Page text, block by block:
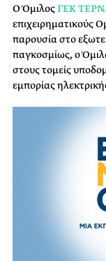
Ο ΌμιλοςΓΕΚ
επιχειρηματικούς
παρουσία στο
παγκοσμίως, ο
στους τομείς
εμπορίας